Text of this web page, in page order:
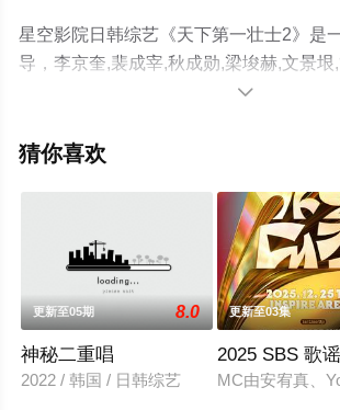
星空影院日韩综艺《天下第一壮士2》是
导，李京奎,裴成宰,秋成勋,梁埈赫,文景垠
等明星精彩演绎的韩国综艺节目，大结局
星空电影网，更多相关信息可移步至豆瓣

猜你喜欢
更新至05期 8.0
神秘二重唱
2022 / 韩国 / 日韩综艺
更新至03集
2025 SBS 歌
MC由安宥真、